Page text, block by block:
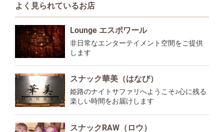
よく見られているお店
Lounge エスポワール
非日常なエンターテイメント空間をご提供
します
スナック華美（はなび）
姫路のナイトサファリへようこそ♪心に残る
楽しい時間をお届けします
スナックRAW（ロウ）